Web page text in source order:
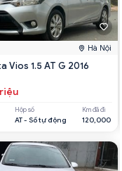
Hà Nội
Vios 1.5 AT G 2016
Hộp số
AT - Số tự động
Km đã đi
120,000